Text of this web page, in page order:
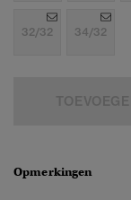
32/32 34/32
Opmerkingen